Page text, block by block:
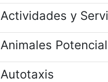
Actividades y
Animales
Autotaxis